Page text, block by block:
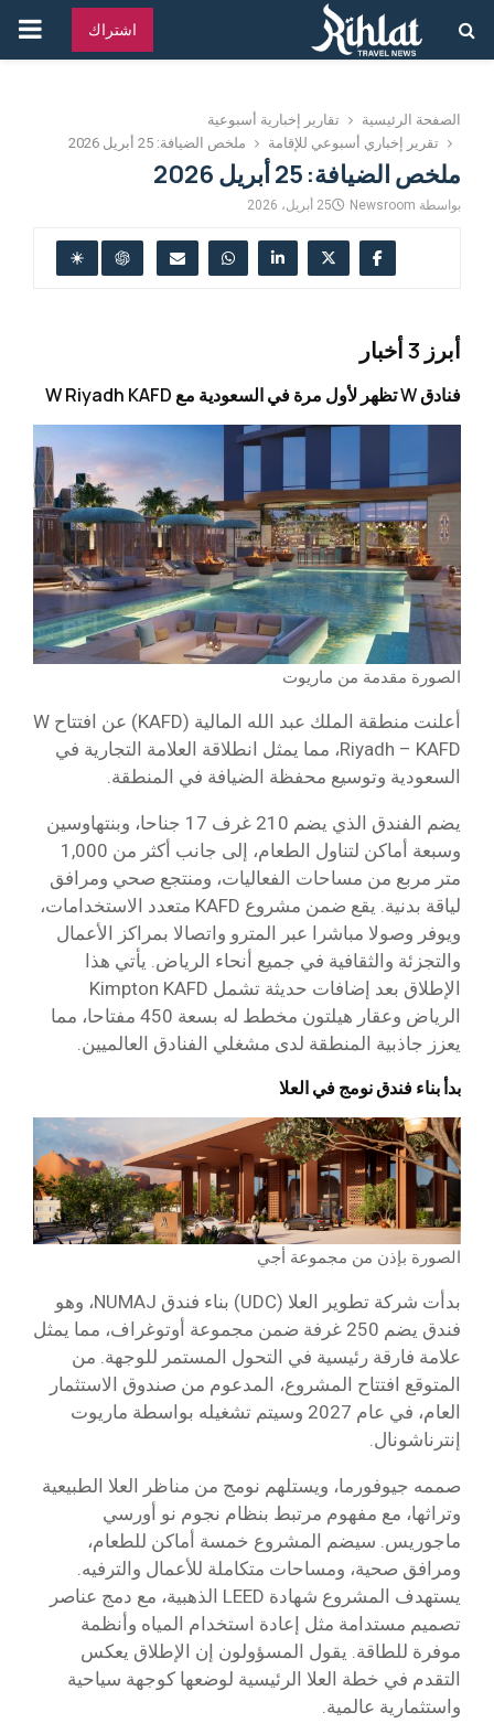
اشتراك
الصفحة الرئيسية
تقارير إخبارية أسبوعية
تقرير إخباري أسبوعي للإقامة
ملخص الضيافة: 25 أبريل 2026
ملخص الضيافة: 25 أبريل 2026
بواسطة Newsroom 25 أبريل، 2026
أبرز 3 أخبار
فنادق W تظهر لأول مرة في السعودية مع W Riyadh KAFD
الصورة مقدمة من ماريوت
أعلنت منطقة الملك عبد الله المالية (KAFD) عن افتتاح W
Riyadh – KAFD، مما يمثل انطلاقة العلامة التجارية في
السعودية وتوسيع محفظة الضيافة في المنطقة.
يضم الفندق الذي يضم 210 غرف 17 جناحا، وبنتهاوسين
وسبعة أماكن لتناول الطعام، إلى جانب أكثر من 1,000
متر مربع من مساحات الفعاليات، ومنتجع صحي ومرافق
لياقة بدنية. يقع ضمن مشروع KAFD متعدد الاستخدامات،
ويوفر وصولا مباشرا عبر المترو واتصالا بمراكز الأعمال
والتجزئة والثقافية في جميع أنحاء الرياض. يأتي هذا
الإطلاق بعد إضافات حديثة تشمل Kimpton KAFD
الرياض وعقار هيلتون مخطط له بسعة 450 مفتاحا، مما
يعزز جاذبية المنطقة لدى مشغلي الفنادق العالميين.
بدأ بناء فندق نومج في العلا
الصورة بإذن من مجموعة أجي
بدأت شركة تطوير العلا (UDC) بناء فندق NUMAJ، وهو
فندق يضم 250 غرفة ضمن مجموعة أوتوغراف، مما يمثل
علامة فارقة رئيسية في التحول المستمر للوجهة. من
المتوقع افتتاح المشروع، المدعوم من صندوق الاستثمار
العام، في عام 2027 وسيتم تشغيله بواسطة ماريوت
إنترناشونال.
صممه جيوفورما، ويستلهم نومج من مناظر العلا الطبيعية
وتراثها، مع مفهوم مرتبط بنظام نجوم نو أورسي
ماجوريس. سيضم المشروع خمسة أماكن للطعام،
ومرافق صحية، ومساحات متكاملة للأعمال والترفيه.
يستهدف المشروع شهادة LEED الذهبية، مع دمج عناصر
تصميم مستدامة مثل إعادة استخدام المياه وأنظمة
موفرة للطاقة. يقول المسؤولون إن الإطلاق يعكس
التقدم في خطة العلا الرئيسية لوضعها كوجهة سياحية
واستثمارية عالمية.